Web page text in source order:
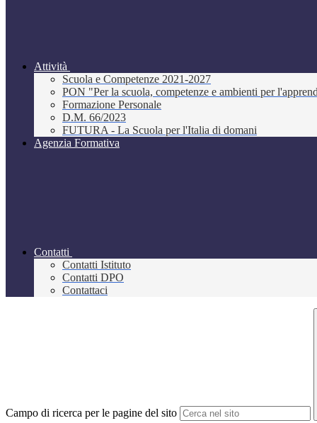
Attività
Scuola e Competenze 2021-2027
PON "Per la scuola, competenze e ambienti per
Formazione Personale
D.M. 66/2023
FUTURA - La Scuola per l'Italia di domani
Agenzia Formativa
Contatti
Contatti Istituto
Contatti DPO
Contattaci
Campo di ricerca per le pagine del sito